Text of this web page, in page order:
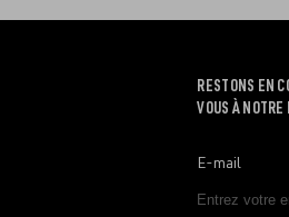
RESTONS EN
VOUS À
E-mail